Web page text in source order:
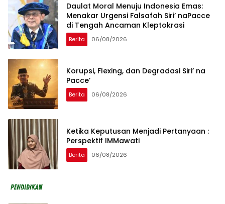
Daulat Moral Menuju Indonesia Emas:
Menakar Urgensi Falsafah Siri’ naPacce
di Tengah Ancaman Kleptokrasi
Berita 06/08/2026
Korupsi, Flexing, dan Degradasi Siri’ na
Pacce’
Berita 06/08/2026
Ketika Keputusan Menjadi Pertanyaan :
Perspektif IMMawati
Berita 06/08/2026